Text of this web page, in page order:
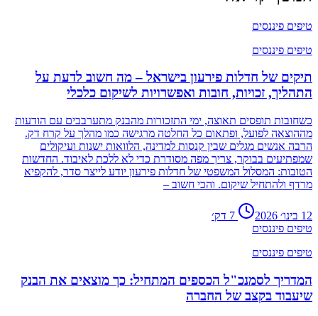
טיפים פיננסים
טיפים פיננסים
תיקים של חדלות פירעון בישראל – מה חשוב לדעת על
התהליך, זכויות, חובות ואפשרויות לשיקום כלכלי
כשחובות תופסים תאוצה, ימי התזכורות מהבנק מתערבבים עם הודעות
מההוצאה לפועל, ופתאום כל החלטה מרגישה כמו מהלך על קרח דק.
הרבה אנשים מגלים שבין קנסות למדינה, הלוואות ישנות ועיקולים
שמפתיעים בבוקר, צריך מפה מסודרת כדי לא ללכת לאיבוד. החדשות
הטובות: המסלול המשפטי של חדלות פירעון יודע לייצר סדר, להקפיא
מרדף ולהתחיל שיקום. והכי חשוב –
12 בינו׳ 2026 7 דק׳
טיפים פיננסים
טיפים פיננסים
המדריך לסמנכ"ל הכספים המתחיל: כך מוצאים את הבנק
שיעבוד בקצב של החברה